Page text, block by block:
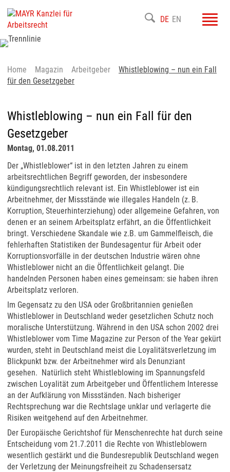
DE EN
Home Magazin Arbeitgeber
Whistleblowing – nun ein Fall
für den Gesetzgeber
Whistleblowing – nun ein Fall für den
Gesetzgeber
Montag, 01.08.2011
Der „Whistleblower“ ist in den letzten Jahren zu einem
arbeitsrechtlichen Begriff geworden, der insbesondere
kündigungsrechtlich relevant ist. Ein Whistleblower ist ein
Arbeitnehmer, der Missstände wie illegales Handeln (z. B.
Korruption, Steuerhinterziehung) oder allgemeine Gefahren, von
denen er an seinem Arbeitsplatz erfährt, an die Öffentlichkeit
bringt. Verschiedene Skandale wie z.B. um Gammelfleisch, die
fehlerhaften Statistiken der Bundesagentur für Arbeit oder
Korruptionsvorfälle in der deutschen Industrie wären ohne
Whistleblower nicht an die Öffentlichkeit gelangt. Die
handelnden Personen haben eines gemeinsam: sie haben ihren
Arbeitsplatz verloren.
Im Gegensatz zu den USA oder Großbritannien genießen
Whistleblower in Deutschland weder gesetzlichen Schutz noch
moralische Unterstützung. Während in den USA schon 2002 drei
Whistleblower vom Time Magazine zur Person of the Year gekürt
wurden, steht in Deutschland meist die Loyalitätsverletzung im
Blickpunkt bzw. der Arbeitnehmer wird als Denunziant
gesehen. Natürlich steht Whistleblowing im Spannungsfeld
zwischen Loyalität zum Arbeitgeber und Öffentlichem Interesse
an der Aufklärung von Missständen. Nach bisheriger
Rechtsprechung war die Rechtslage unklar und verlagerte die
Risiken weitgehend auf den Arbeitnehmer.
Der Europäische Gerichtshof für Menschenrechte hat durch seine
Entscheidung vom 21.7.2011 die Rechte von Whistleblowern
wesentlich gestärkt und die Bundesrepublik Deutschland wegen
der Verletzung der Meinungsfreiheit zu Schadensersatz